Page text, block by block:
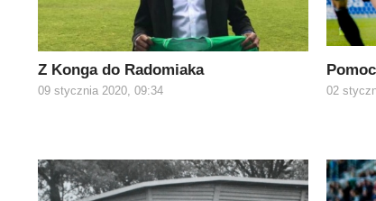
Z Konga do Radomiaka
09 stycznia 2020, 09:34 02